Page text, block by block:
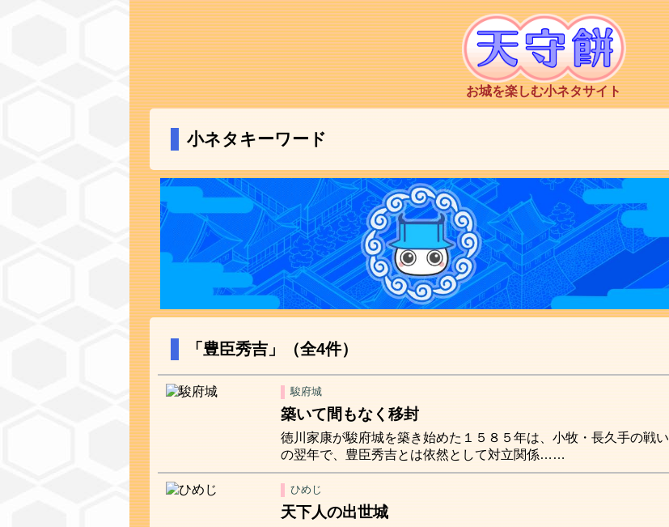
お城を楽しむ小ネタサイト
小ネタキーワード
「豊臣秀吉」（全4件）
駿府城
築いて間もなく移封
徳川家康が駿府城を築き始めた１５８５年は、小牧・長久手の戦い
の翌年で、豊臣秀吉とは依然として対立関係……
ひめじ
天下人の出世城